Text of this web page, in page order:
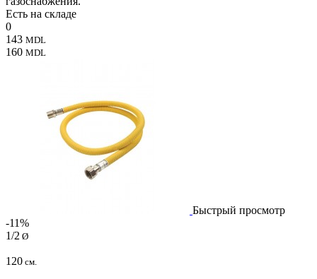
Есть на складе
0
143 MDL
160 MDL
Быстрый просмотр
-11%
1/2 Ø
120 см.